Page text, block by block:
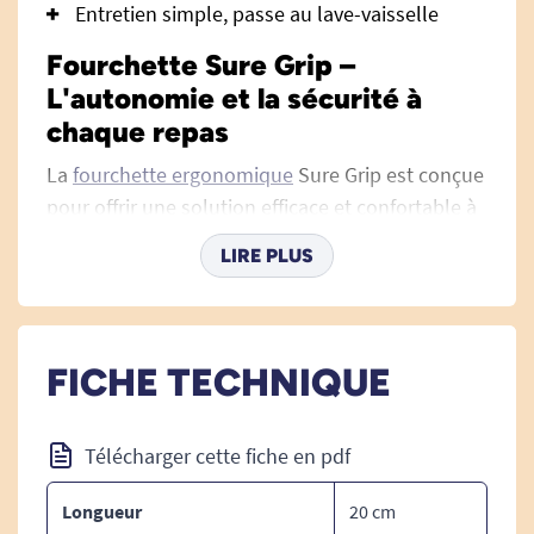
Entretien simple, passe au lave-vaisselle
Fourchette Sure Grip –
L'autonomie et la sécurité à
chaque repas
La fourchette ergonomique Sure Grip est conçue
pour offrir une solution efficace et confortable à
toutes les personnes ayant des difficultés de
préhension, de mobilité des doigts ou de force
dans les mains. Élaborée spécifiquement pour
autonomie, elle séduit par sa simplicité
d’utilisation, sa prise en main sûre et ses
LIRE PLUS
FICHE TECHNIQUE
Télécharger cette fiche en pdf
Longueur 20 cm